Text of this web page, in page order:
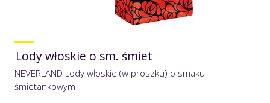
Lody włoskie o sm. śmiet
NEVERLAND Lody włoskie (w proszku) o smaku
śmietankowym